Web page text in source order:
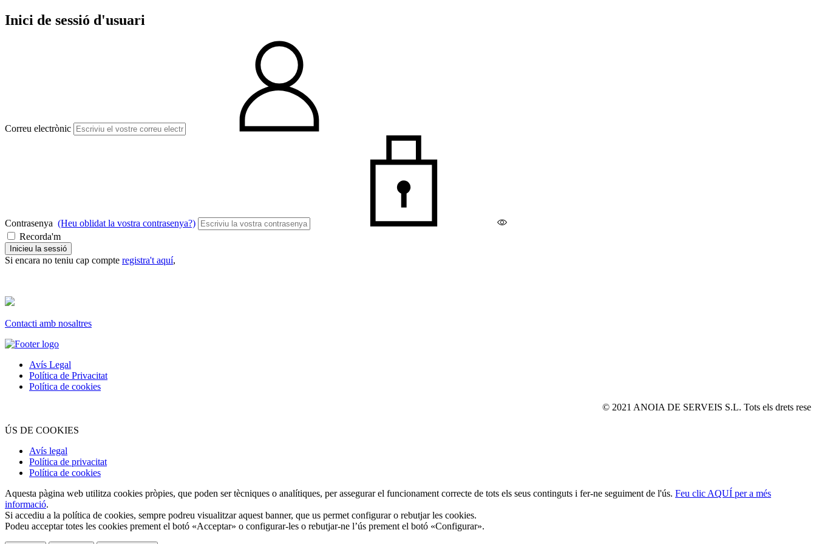
Inici de sessió d'usuari
Correu electrònic
Contrasenya (Heu oblidat la vostra contrasenya?)
Recorda'm
Inicieu la sessió
Si encara no teniu cap compte registra't aquí,
Contacti amb nosaltres
Avís Legal
Política de Privacitat
Política de cookies
© 2021 ANOIA DE SERVEIS S.L. Tots els drets reservats
ÚS DE COOKIES
Avís legal
Política de privacitat
Política de cookies
Aquesta pàgina web utilitza cookies pròpies, que poden ser tècniques o analítiques, per assegurar el funcionament correcte de tots els seus continguts i fer-ne seguiment de l'ús. Feu clic AQUÍ per a més
informació.
Si accediu a la política de cookies, sempre podreu visualitzar aquest banner, que us permet configurar o rebutjar les cookies.
Podeu acceptar totes les cookies prement el botó «Acceptar» o configurar-les o rebutjar-ne l’ús prement el botó «Configurar».